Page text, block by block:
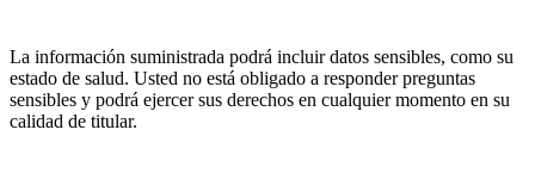
La información suministrada podrá incluir datos sensibles, como su
estado de salud. Usted no está obligado a responder preguntas
sensibles y podrá ejercer sus derechos en cualquier momento en su
calidad de titular.